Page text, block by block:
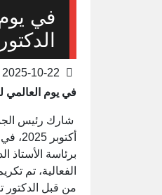
في
في يوم العالمي
برئاسة الأستاذ
الفعالية، تم
من قبل الدكتور